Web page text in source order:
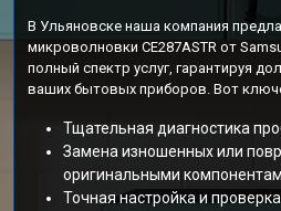
В Ульяновске наша компания
микроволновки CE287ASTR от
полный спектр услуг, гарантируя
ваших бытовых приборов. Вот
Тщательная диагностика
Замена изношенных или
оригинальными
Точная настройка и